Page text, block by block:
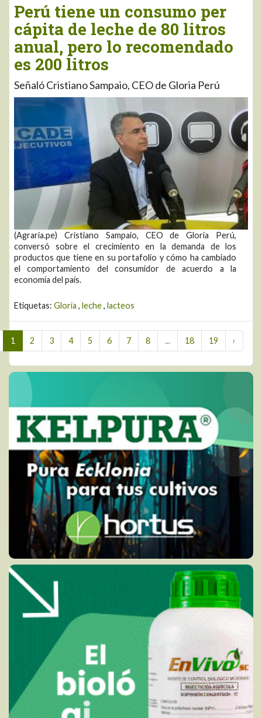
Perú tiene un consumo per
cápita de leche de 80 litros
anual, pero lo recomendado
es 200 litros
Señaló Cristiano Sampaio, CEO de Gloria Perú
(Agraria.pe) Cristiano Sampaio, CEO de Gloria Perú,
conversó sobre el crecimiento en la demanda de los
productos que tiene en su portafolio y cómo ha cambiado
el comportamiento del consumidor de acuerdo a la
economía del país.
Etiquetas: Gloria , leche, lacteos
1 2 3 4 5 6 7 8 ... 18 19 ›